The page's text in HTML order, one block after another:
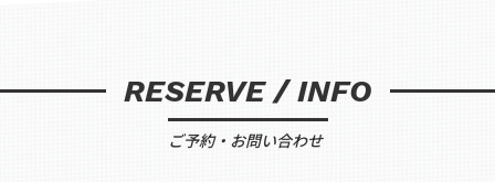
RESERVE / INFO
ご予約・お問い合わせ